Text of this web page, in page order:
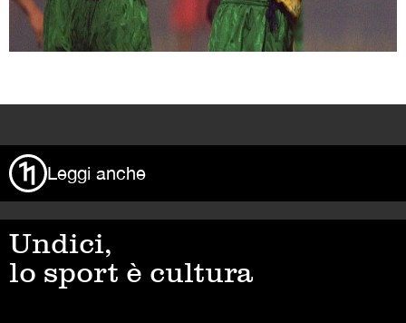
Leggi anche
Undici,
lo sport è cultura